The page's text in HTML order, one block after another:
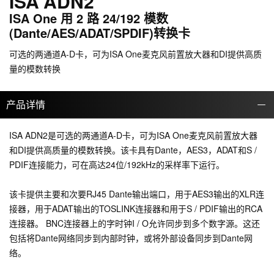
ISA One 用 2 路 24/192 模数
(Dante/AES/ADAT/SPDIF)转换卡
可选的两通道A-D卡，可为ISA One麦克风前置放大器和DI提供高质
量的模数转换
产品详情
ISA ADN2是可选的两通道A-D卡，可为ISA One麦克风前置放大器
和DI提供高质量的模数转换。该卡具有Dante，AES3，ADAT和S /
PDIF连接能力，可在高达24位/192kHz的采样率下运行。
该卡提供主要和次要RJ45 Dante输出端口，用于AES3输出的XLR连
接器，用于ADAT输出的TOSLINK连接器和用于S / PDIF输出的RCA
连接器。 BNC连接器上的字时钟I / O允许同步到多个数字源。这还
包括将Dante网络同步到内部时钟，或将外部设备同步到Dante网
络。